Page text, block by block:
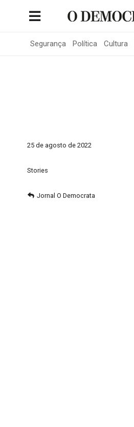
Segurança Política Cultura
25 de agosto de 2022
Stories
Jornal O Democrata